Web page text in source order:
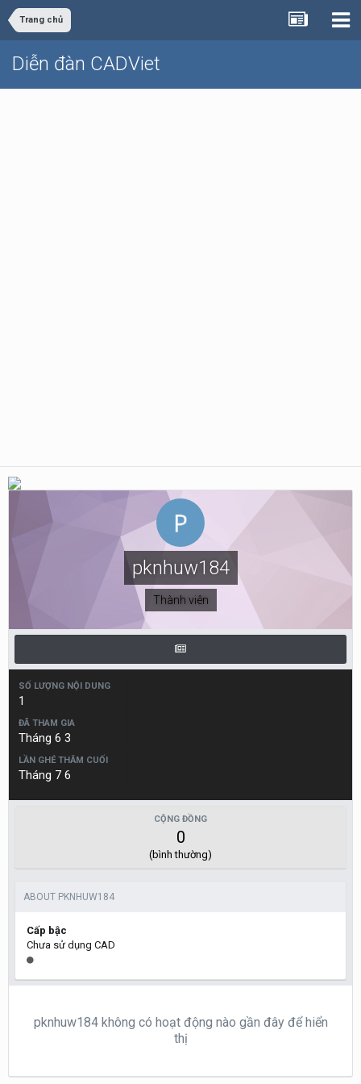
Trang chủ
Diễn đàn CADViet
pknhuw184
Thành viên
SỐ LƯỢNG NỘI DUNG
1
ĐÃ THAM GIA
Tháng 6 3
LẦN GHÉ THĂM CUỐI
Tháng 7 6
CỘNG ĐỒNG
0
(bình thường)
ABOUT PKNHUW184
Cấp bậc
Chưa sử dụng CAD
pknhuw184 không có hoạt động nào gần đây để hiển
thị